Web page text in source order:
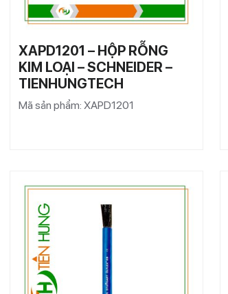
XAPD1201 – HỘP RỖNG
KIM LOẠI – SCHNEIDER –
TIENHUNGTECH
Mã sản phẩm: XAPD1201